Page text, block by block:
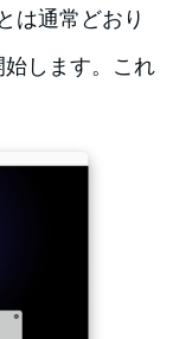
は通常どおり
します。これ